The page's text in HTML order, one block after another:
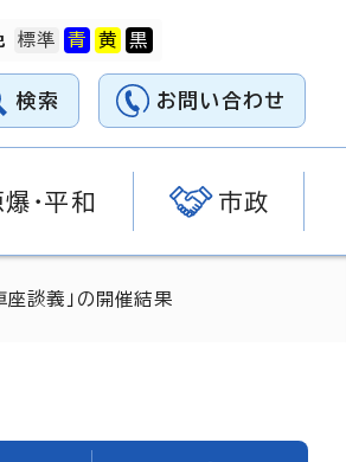
検索 お問い合わせ
爆・平和 市政
談義」の開催結果